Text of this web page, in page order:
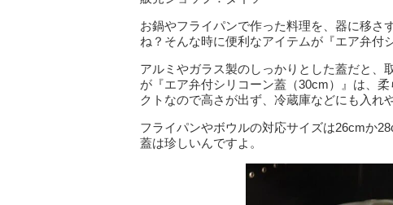
お鍋やフライパンで作った料理を、器に移さ
ね？そんな時に便利なアイテムが『エア弁付
アルミやガラス製のしっかりとした蓋だと、
が『エア弁付シリコーン蓋（30cm）』は、
クトなので高さが出ず、冷蔵庫などにも入れ
フライパンやボウルの対応サイズは26cmか
蓋は珍しいんですよ。